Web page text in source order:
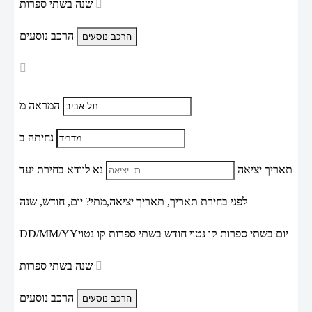
הרכב נוסעים
המראה מ
נחיתה ב
תאריך יציאה נא לוודא בחירת יעד
לפני בחירת תאריך, תאריך יציאה,מתי? יום, חודש, שנה
DD/MM/YYיום בשתי ספרות קו נטוי חודש בשתי ספרות קו נטוי
הרכב נוסעים